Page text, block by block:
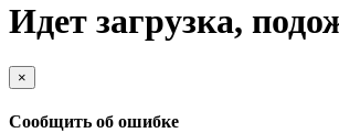
Идет загрузка,
×
Сообщить об ошибке